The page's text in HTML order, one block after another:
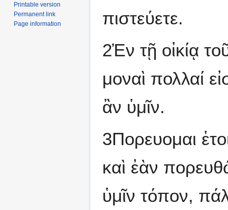
πιστεύετε.
2Ἐν τῇ οἰκίᾳ
μοναὶ πολλαί
ἂν ὑμῖν.
3Πορευομαι
καὶ ἐὰν
ὑμῖν τόπον,
Printable version
Permanent link
Page information